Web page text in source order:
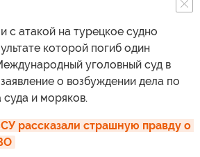
с атакой на турецкое судно
которой погиб один
уголовный суд в
о возбуждении дела по
суда и моряков.
рассказали страшную правду о